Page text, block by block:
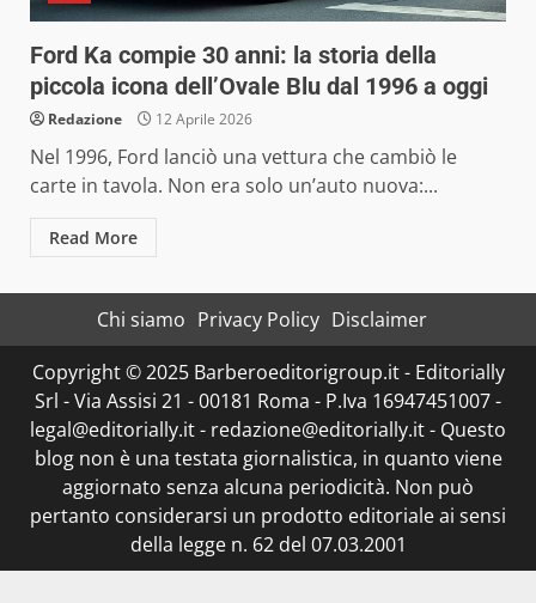
Ford Ka compie 30 anni: la storia della
piccola icona dell’Ovale Blu dal 1996 a oggi
Redazione 12 Aprile 2026
Nel 1996, Ford lanciò una vettura che cambiò le
carte in tavola. Non era solo un’auto nuova:...
Read More
Chi siamo Privacy Policy Disclaimer
Copyright © 2025 Barberoeditorigroup.it - Editorially
Srl - Via Assisi 21 - 00181 Roma - P.Iva 16947451007 -
legal@editorially.it - redazione@editorially.it - Questo
blog non è una testata giornalistica, in quanto viene
aggiornato senza alcuna periodicità. Non può
pertanto considerarsi un prodotto editoriale ai sensi
della legge n. 62 del 07.03.2001